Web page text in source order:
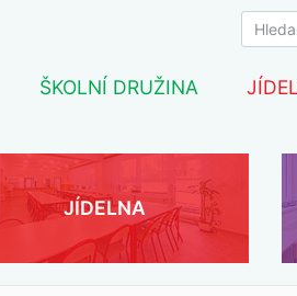
ŠKOLNÍ DRUŽINA
JÍDELNA